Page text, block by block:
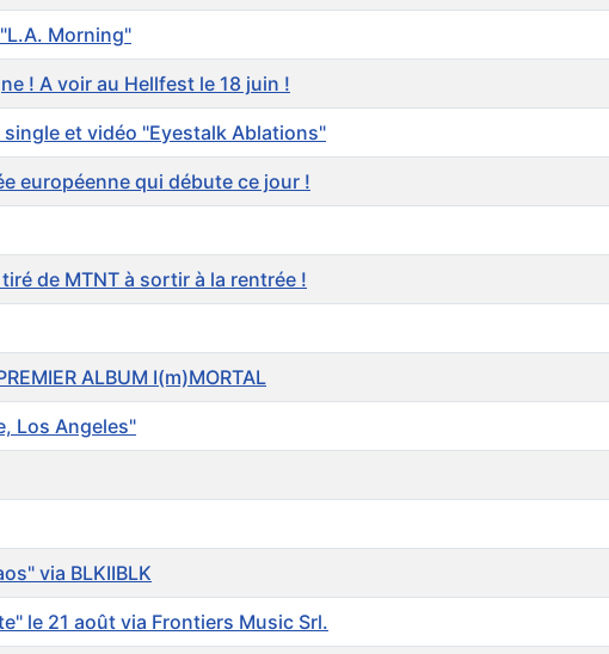
Morning"
! A voir au Hellfest le 18 juin !
single et vidéo "Eyestalk Ablations"
européenne qui débute ce jour !
de MTNT à sortir à la rentrée !
ALBUM I(m)MORTAL
Los Angeles"
via BLKIIBLK
le 21 août via Frontiers Music Srl.